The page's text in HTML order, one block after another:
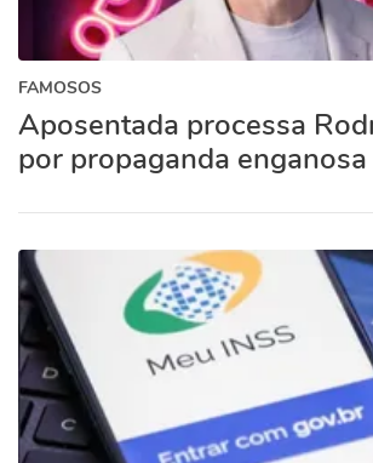
FAMOSOS
Aposentada processa
por propaganda enganosa